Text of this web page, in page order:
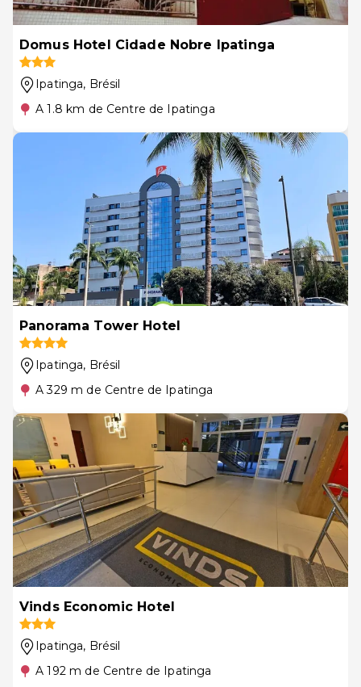
Domus Hotel Cidade Nobre Ipatinga
Ipatinga, Brésil
A 1.8 km de Centre de Ipatinga
Panorama Tower Hotel
Ipatinga, Brésil
A 329 m de Centre de Ipatinga
Vinds Economic Hotel
Ipatinga, Brésil
A 192 m de Centre de Ipatinga